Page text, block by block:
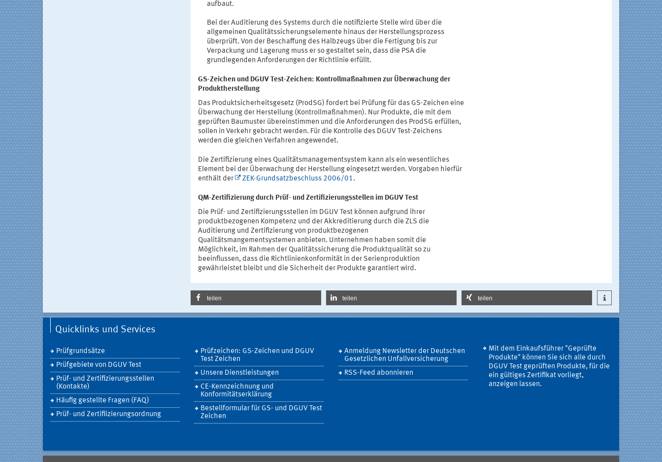
aufbaut.
Bei der Auditierung des Systems durch die notifizierte Stelle wird über die
allgemeinen Qualitätssicherungselemente hinaus der Herstellungsprozess
überprüft. Von der Beschaffung des Halbzeugs über die Fertigung bis zur
Verpackung und Lagerung muss er so gestaltet sein, dass die PSA die
grundlegenden Anforderungen der Richtlinie erfüllt.
GS-Zeichen und DGUV Test-Zeichen: Kontrollmaßnahmen zur Überwachung der
Produktherstellung
Das Produktsicherheitsgesetz (ProdSG) fordert bei Prüfung für das GS-Zeichen eine
Überwachung der Herstellung (Kontrollmaßnahmen). Nur Produkte, die mit dem
geprüften Baumuster übereinstimmen und die Anforderungen des ProdSG erfüllen,
sollen in Verkehr gebracht werden. Für die Kontrolle des DGUV Test-Zeichens
werden die gleichen Verfahren angewendet.
Die Zertifizierung eines Qualitätsmanagementsystem kann als ein wesentliches
Element bei der Überwachung der Herstellung eingesetzt werden. Vorgaben hierfür
enthält der
ZEK-Grundsatzbeschluss 2006/01 .
QM-Zertifizierung durch Prüf- und Zertifizierungsstellen im DGUV Test
Die Prüf- und Zertifizierungsstellen im DGUV Test können aufgrund ihrer
produktbezogenen Kompetenz und der Akkreditierung durch die ZLS die
Auditierung und Zertifizierung von produktbezogenen
Qualitätsmangementsystemen anbieten. Unternehmen haben somit die
Möglichkeit, im Rahmen der Qualitätssicherung die Produktqualität so zu
beeinflussen, dass die Richtlinienkonformität in der Serienproduktion
gewährleistet bleibt und die Sicherheit der Produkte garantiert wird.
teilen teilen teilen
Quicklinks und Services
Prüfgrundsätze
Prüfgebiete von DGUV Test
Prüf- und Zertifizierungsstellen
(Kontakte)
Häufig gestellte Fragen (FAQ)
Prüf- und Zertifiizierungsordnung
Prüfzeichen: GS-Zeichen und DGUV
Test Zeichen
Unsere Dienstleistungen
CE-Kennzeichnung und
Konformitätserklärung
Bestellformular für GS- und DGUV Test
Zeichen
Anmeldung Newsletter der Deutschen
Gesetzlichen Unfallversicherung
RSS-Feed abonnieren
Mit dem Einkaufsführer "Geprüfte
Produkte" können Sie sich alle durch
DGUV Test geprüften Produkte, für die
ein gültiges Zertifikat vorliegt,
anzeigen lassen.